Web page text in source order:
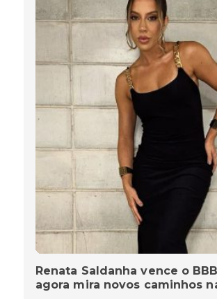
Renata Saldanha vence o
agora mira novos caminhos